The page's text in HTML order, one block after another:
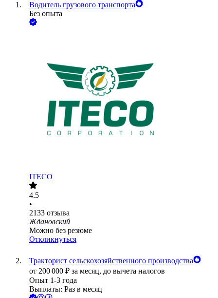
Водитель грузового транспорта
Без опыта
ITECO
4.5
•
2133 отзыва
Ждановский
Можно без резюме
Откликнуться
Тракторист сельскохозяйственного производства
от 200 000 ₽ за месяц, до вычета налогов
Опыт 1-3 года
Выплаты: Раз в месяц